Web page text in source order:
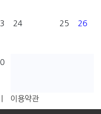
24 25 26
이용약관